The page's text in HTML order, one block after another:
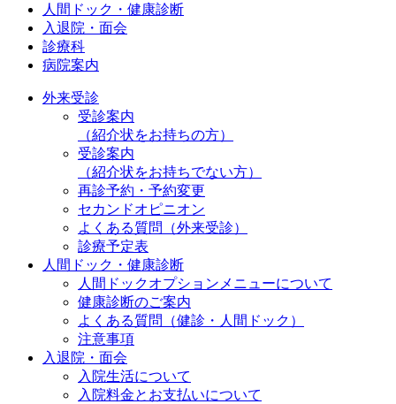
人間ドック・健康診断
入退院・面会
診療科
病院案内
外来受診
受診案内
（紹介状をお持ちの方）
受診案内
（紹介状をお持ちでない方）
再診予約・予約変更
セカンドオピニオン
よくある質問（外来受診）
診療予定表
人間ドック・健康診断
人間ドックオプションメニューについて
健康診断のご案内
よくある質問（健診・人間ドック）
注意事項
入退院・面会
入院生活について
入院料金とお支払いについて